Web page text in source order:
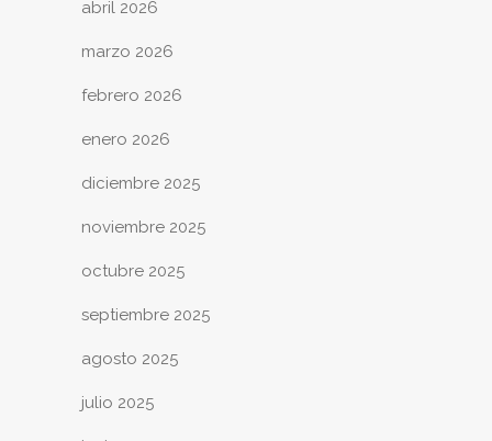
abril 2026
marzo 2026
febrero 2026
enero 2026
diciembre 2025
noviembre 2025
octubre 2025
septiembre 2025
agosto 2025
julio 2025